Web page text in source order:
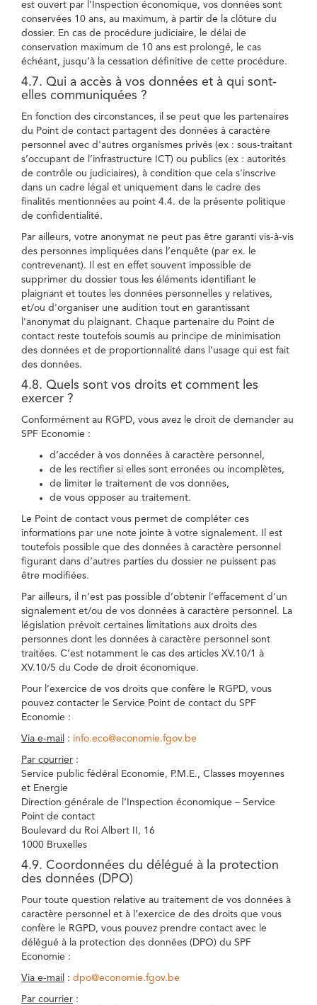
est ouvert par l’Inspection économique, vos données sont
conservées 10 ans, au maximum, à partir de la clôture du
dossier. En cas de procédure judiciaire, le délai de
conservation maximum de 10 ans est prolongé, le cas
échéant, jusqu’à la cessation définitive de cette procédure.
4.7. Qui a accès à vos données et à qui sont-
elles communiquées ?
En fonction des circonstances, il se peut que les partenaires
du Point de contact partagent des données à caractère
personnel avec d'autres organismes privés (ex : sous-traitant
s’occupant de l’infrastructure ICT) ou publics (ex : autorités
de contrôle ou judiciaires), à condition que cela s'inscrive
dans un cadre légal et uniquement dans le cadre des
finalités mentionnées au point 4.4. de la présente politique
de confidentialité.
Par ailleurs, votre anonymat ne peut pas être garanti vis-à-vis
des personnes impliquées dans l’enquête (par ex. le
contrevenant). Il est en effet souvent impossible de
supprimer du dossier tous les éléments identifiant le
plaignant et toutes les données personnelles y relatives,
et/ou d'organiser une audition tout en garantissant
l'anonymat du plaignant. Chaque partenaire du Point de
contact reste toutefois soumis au principe de minimisation
des données et de proportionnalité dans l’usage qui est fait
des données.
4.8. Quels sont vos droits et comment les
exercer ?
Conformément au RGPD, vous avez le droit de demander au
SPF Economie :
d’accéder à vos données à caractère personnel,
de les rectifier si elles sont erronées ou incomplètes,
de limiter le traitement de vos données,
de vous opposer au traitement.
Le Point de contact vous permet de compléter ces
informations par une note jointe à votre signalement. Il est
toutefois possible que des données à caractère personnel
figurant dans d’autres parties du dossier ne puissent pas
être modifiées.
Par ailleurs, il n’est pas possible d’obtenir l’effacement d’un
signalement et/ou de vos données à caractère personnel. La
législation prévoit certaines limitations aux droits des
personnes dont les données à caractère personnel sont
traitées. C’est notamment le cas des articles XV.10/1 à
XV.10/5 du Code de droit économique.
Pour l’exercice de vos droits que confère le RGPD, vous
pouvez contacter le Service Point de contact du SPF
Economie :
Via e-mail : info.eco@economie.fgov.be
Par courrier :
Service public fédéral Economie, P.M.E., Classes moyennes
et Energie
Direction générale de l’Inspection économique – Service
Point de contact
Boulevard du Roi Albert II, 16
1000 Bruxelles
4.9. Coordonnées du délégué à la protection
des données (DPO)
Pour toute question relative au traitement de vos données à
caractère personnel et à l’exercice de des droits que vous
confère le RGPD, vous pouvez prendre contact avec le
délégué à la protection des données (DPO) du SPF
Economie :
Via e-mail : dpo@economie.fgov.be
Par courrier :